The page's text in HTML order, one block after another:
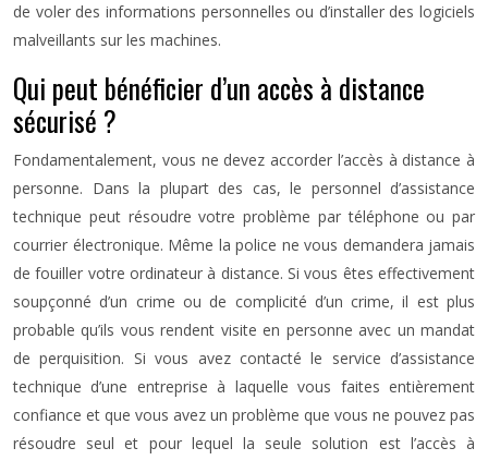
de voler des informations personnelles ou d’installer des logiciels
malveillants sur les machines.
Qui peut bénéficier d’un accès à distance
sécurisé ?
Fondamentalement, vous ne devez accorder l’accès à distance à
personne. Dans la plupart des cas, le personnel d’assistance
technique peut résoudre votre problème par téléphone ou par
courrier électronique. Même la police ne vous demandera jamais
de fouiller votre ordinateur à distance. Si vous êtes effectivement
soupçonné d’un crime ou de complicité d’un crime, il est plus
probable qu’ils vous rendent visite en personne avec un mandat
de perquisition. Si vous avez contacté le service d’assistance
technique d’une entreprise à laquelle vous faites entièrement
confiance et que vous avez un problème que vous ne pouvez pas
résoudre seul et pour lequel la seule solution est l’accès à